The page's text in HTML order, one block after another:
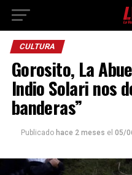
CULTURA
Gorosito, La
Indio Solari nos
banderas”
Publicado hace 2 meses el 05/